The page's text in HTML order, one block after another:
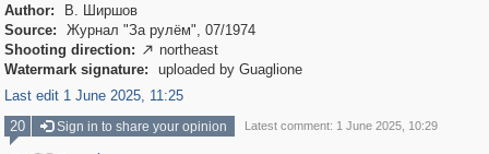
Author:
В. Ширшов
Source:
Журнал "За рулём", 07/1974
Shooting direction:  northeast
Watermark signature:
uploaded by Guaglione
Last edit 1 June 2025, 11:25
20
Sign in to share your opinion Latest comment: 1 June 2025, 10:29